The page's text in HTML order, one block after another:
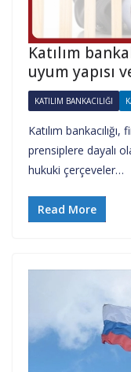
Katılım
uyum yapısı
KATILIM BANKACILIĞI
Katılım
prensiplere dayalı
hukuki çerçeveler…
Read More